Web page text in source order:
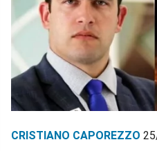
CRISTIANO CAPOREZZO